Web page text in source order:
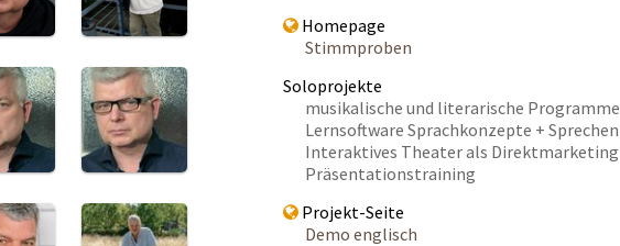
Homepage
Stimmproben
Soloprojekte
musikalische und literarische Programme
Lernsoftware Sprachkonzepte + Sprechen
Interaktives Theater als Direktmarketing
Präsentationstraining
Projekt-Seite
Demo englisch